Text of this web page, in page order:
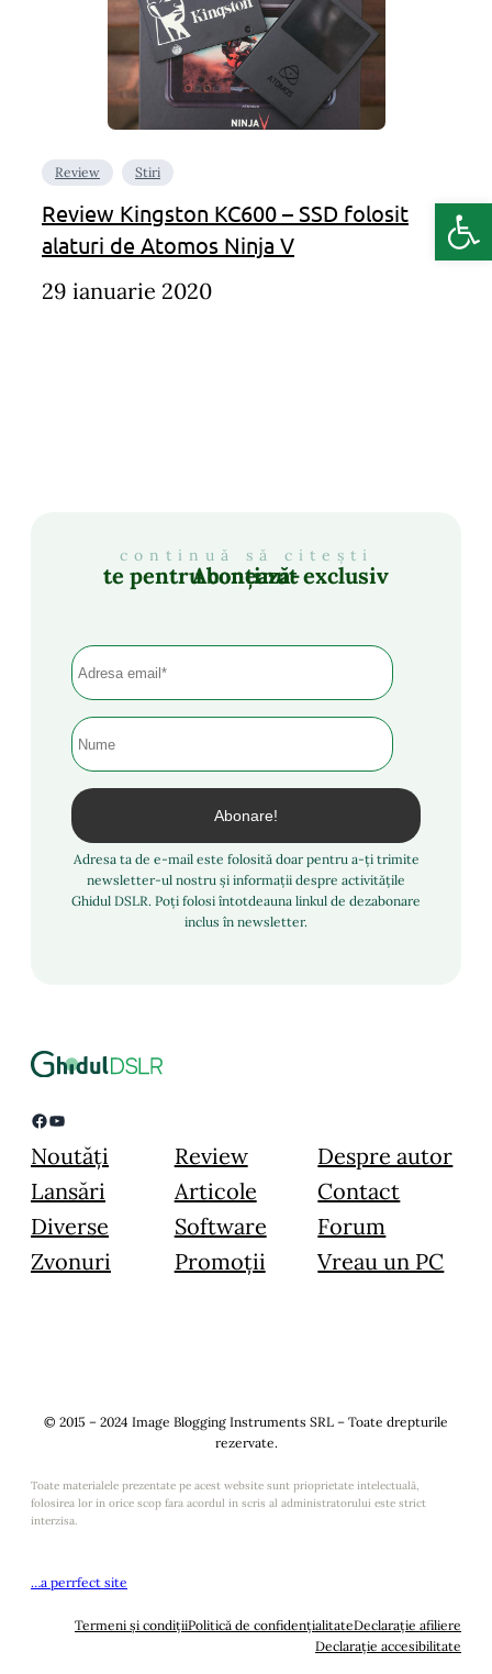
Review Stiri
Review Kingston KC600 – SSD folosit
alaturi de Atomos Ninja V
29 ianuarie 2020
continuă să citești
Abonează-te pentru conținut exclusiv
Adresa ta de e-mail este folosită doar pentru a-ți trimite
newsletter-ul nostru și informații despre activitățile
Ghidul DSLR. Poți folosi întotdeauna linkul de dezabonare
inclus în newsletter.
Facebook YouTube
Noutăți
Lansări
Diverse
Zvonuri
Review
Articole
Software
Promoții
Despre autor
Contact
Forum
Vreau un PC
© 2015 – 2024 Image Blogging Instruments SRL – Toate drepturile
rezervate.
Toate materialele prezentate pe acest website sunt prioprietate intelectuală,
folosirea lor in orice scop fara acordul in scris al administratorului este strict
interzisa.
…a perrfect site
Termeni și condițiiPolitică de confidențialitateDeclarație afiliere
Declarație accesibilitate